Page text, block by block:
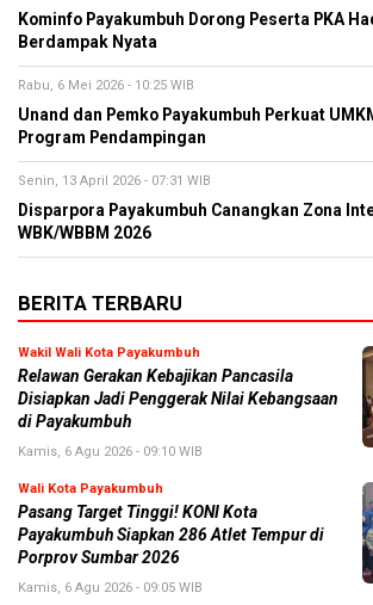
Kominfo Payakumbuh Dorong Peserta PKA
Berdampak Nyata
Rabu, 6 Mei 2026 - 10:25 WIB
Unand dan Pemko Payakumbuh Perkuat
Program Pendampingan
Senin, 13 April 2026 - 07:31 WIB
Disparpora Payakumbuh Canangkan Zona
WBK/WBBM 2026
BERITA TERBARU
Wakil Wali Kota Payakumbuh
Relawan Gerakan Kebajikan Pancasila
Disiapkan Jadi Penggerak Nilai Kebangsaan
di Payakumbuh
Kamis, 6 Agu 2026 - 09:10 WIB
Wali Kota Payakumbuh
Pasang Target Tinggi! KONI Kota
Payakumbuh Siapkan 286 Atlet Tempur di
Porprov Sumbar 2026
Kamis, 6 Agu 2026 - 09:05 WIB